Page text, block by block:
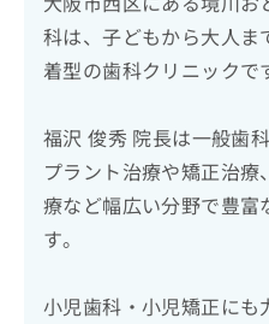
科は、子どもから大人ま
着型の歯科クリニックで
福沢 俊秀 院長は一般歯
プラント治療や矯正治
療など幅広い分野で豊富
す。
小児歯科・小児矯正に